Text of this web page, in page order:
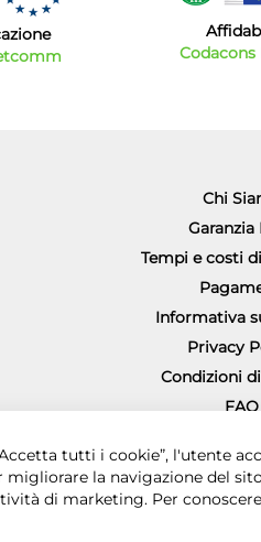
Codacons
Chi
Garanzia
Tempi e costi
Informativa
Privacy
Condizioni
FAQ